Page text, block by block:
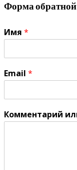
Форма обратной
Имя *
Email *
Комментарий